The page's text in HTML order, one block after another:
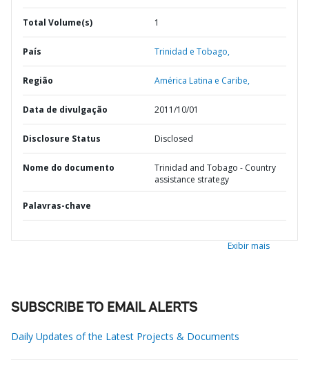
Total Volume(s) 1
País Trinidad e Tobago,
Região América Latina e Caribe,
Data de divulgação 2011/10/01
Disclosure Status Disclosed
Nome do documento
Trinidad and Tobago - Country
assistance strategy
Palavras-chave
Exibir mais
SUBSCRIBE TO EMAIL ALERTS
Daily Updates of the Latest Projects & Documents